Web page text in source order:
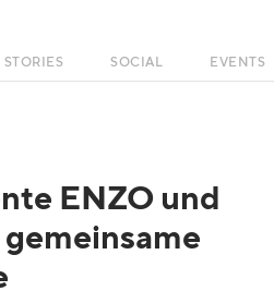
STORIES SOCIAL EVENTS
ENZO und